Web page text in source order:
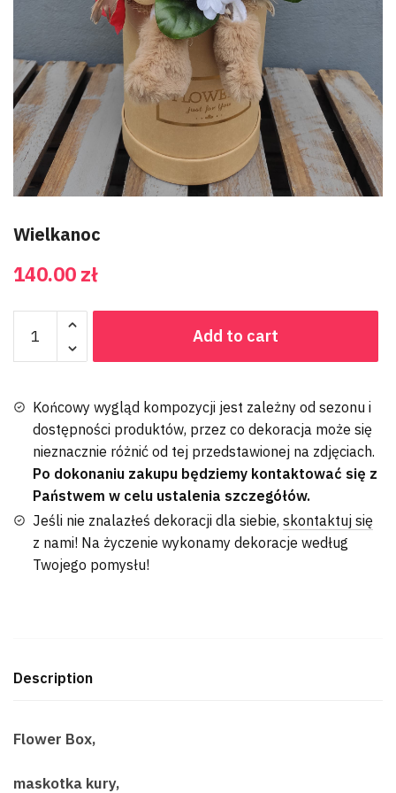
Wielkanoc
140.00 zł
Add to cart
Końcowy wygląd kompozycji jest zależny od sezonu i
dostępności produktów, przez co dekoracja może się
nieznacznie różnić od tej przedstawionej na zdjęciach.
Po dokonaniu zakupu będziemy kontaktować się z
Państwem w celu ustalenia szczegółów.
Jeśli nie znalazłeś dekoracji dla siebie, skontaktuj się
z nami! Na życzenie wykonamy dekoracje według
Twojego pomysłu!
Description
Flower Box,
maskotka kury,